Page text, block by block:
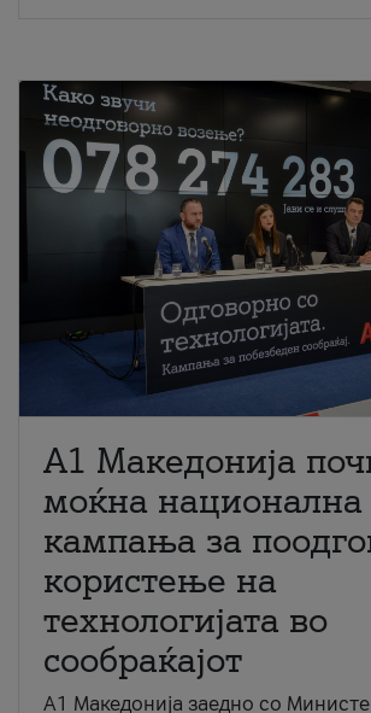
A1 Македонија
моќна национална
кампања за
користење на
технологијата во
сообраќајот
A1 Македонија заедно со